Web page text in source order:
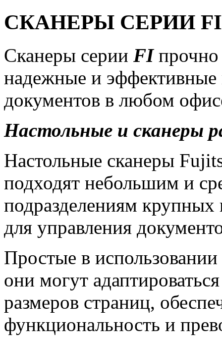
СКАНЕРЫ СЕРИИ FI
Сканеры серии FIпрочно
надежные и
документов в любом
Настольные и сканеры
Настольные сканеры
подходят небольшим и
подразделениям
для управления
Простые в
они могут
размеров страниц,
функциональность и